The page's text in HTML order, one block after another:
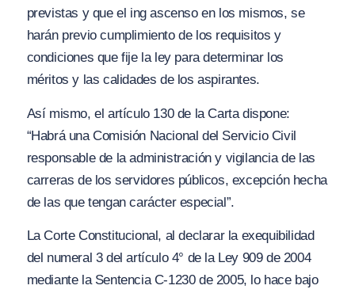
previstas y que el ing ascenso en los mismos, se
harán previo cumplimiento de los requisitos y
condiciones que fije la ley para determinar los
méritos y las calidades de los aspirantes.
Así mismo, el artículo 130 de la Carta dispone:
“Habrá una Comisión Nacional del Servicio Civil
responsable de la administración y vigilancia de las
carreras de los servidores públicos, excepción hecha
de las que tengan carácter especial”.
La Corte Constitucional, al declarar la exequibilidad
del numeral 3 del artículo 4° de la Ley 909 de 2004
mediante la Sentencia C-1230 de 2005, lo hace bajo